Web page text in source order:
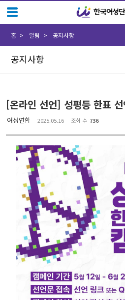
공지사항
홈 알림 공지사항
[온라인 선언] 성평등 한표
여성연합 2025.05.16 조회 수 736